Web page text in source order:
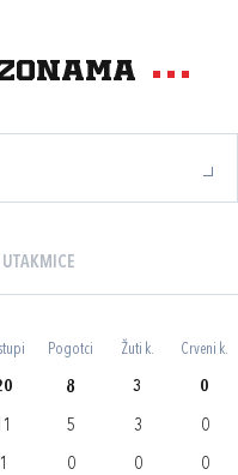
UTAKMICE
Pogotci Žuti k. Crveni k.
8 3 0
5 3 0
1 0 0 0